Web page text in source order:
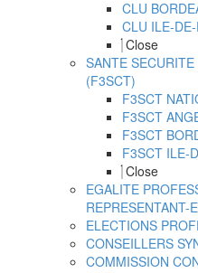
CLU
CLU ILE-
Close
SANTE
(F3SCT)
F3SCT
F3SCT
F3SCT
F3SCT ILE-
Close
EGALITE
REPRESENTANT-
ELECTIONS
CONSEILLERS
COMMISSION